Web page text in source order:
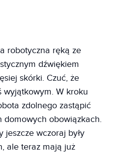
robotyczna ręką ze
dźwiękiem
skórki. Czuć, że
wyjątkowym. W kroku
zdolnego zastąpić
domowych obowiązkach.
jeszcze wczoraj były
ale teraz mają już